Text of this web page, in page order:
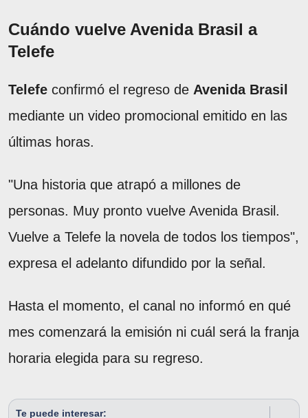
Cuándo vuelve Avenida Brasil a
Telefe
Telefe confirmó el regreso de Avenida Brasil
mediante un video promocional emitido en las
últimas horas.
"Una historia que atrapó a millones de
personas. Muy pronto vuelve Avenida Brasil.
Vuelve a Telefe la novela de todos los tiempos",
expresa el adelanto difundido por la señal.
Hasta el momento, el canal no informó en qué
mes comenzará la emisión ni cuál será la franja
horaria elegida para su regreso.
Te puede interesar: